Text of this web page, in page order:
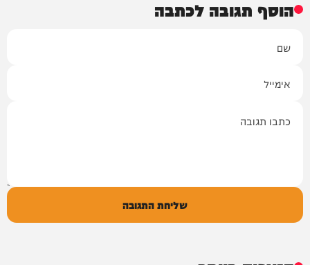
הוסף תגובה לכתבה
שליחת התגובה